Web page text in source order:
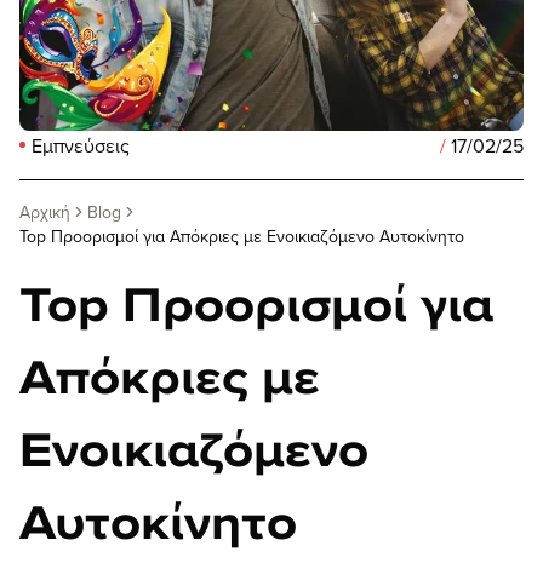
Εμπνεύσεις /17/02/25
Αρχική
Blog
Top Προορισμοί για Απόκριες με Ενοικιαζόμενο Αυτοκίνητο
Top Προορισμοί για
Απόκριες με
Ενοικιαζόμενο
Αυτοκίνητο